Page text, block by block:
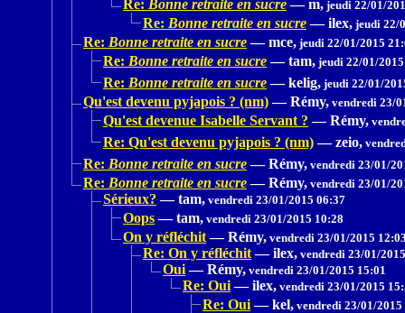
Re: Bonne retraite en sucre — m, jeudi 22/01/
Re: Bonne retraite en sucre — ilex, jeudi 22/
Re: Bonne retraite en sucre — mce, jeudi 22/01/2015
Re: Bonne retraite en sucre — tam, jeudi 22/01/
Re: Bonne retraite en sucre — kelig, jeudi 22/01/
Qu'est devenu pyjapois ? (nm) — Rémy, vendredi 23/
Qu'est devenue Isabelle Servant ? — Rémy,
Re: Qu'est devenu pyjapois ? (nm) — zeio,
Re: Bonne retraite en sucre — Rémy, vendredi 23/01/
Re: Bonne retraite en sucre — Rémy, vendredi 23/01/
Sérieux? — tam, vendredi 23/01/2015 06:37
Oops — tam, vendredi 23/01/2015 10:28
On y réfléchit — Rémy, vendredi 23/01/2015
Re: On y réfléchit — ilex, vendredi 23/01/
Oui — Rémy, vendredi 23/01/2015 15:01
Re: Oui — ilex, vendredi 23/01/2015
Re: Oui — kel, vendredi 23/01/2015